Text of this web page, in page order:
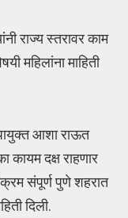
राज्य स्तरावर काम
महिलांना माहिती
आशा राऊत
कायम दक्ष राहणार
संपूर्ण पुणे शहरात
दिली.